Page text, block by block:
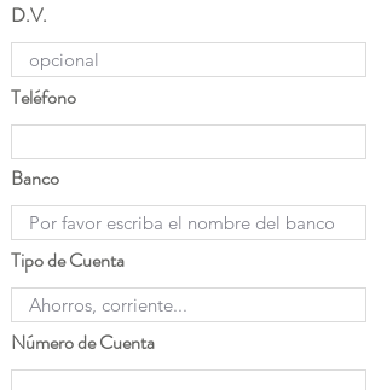
D.V.
Teléfono
Banco
Tipo de Cuenta
Número de Cuenta